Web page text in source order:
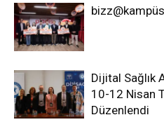
Dijital Sağlık
10-12 Nisan
Düzenlendi